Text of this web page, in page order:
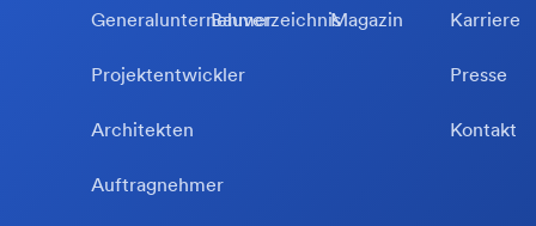
Generalunternehmer
Projektentwickler
Architekten
Auftragnehmer
BauverzeichnisMagazin Karriere
Presse
Kontakt